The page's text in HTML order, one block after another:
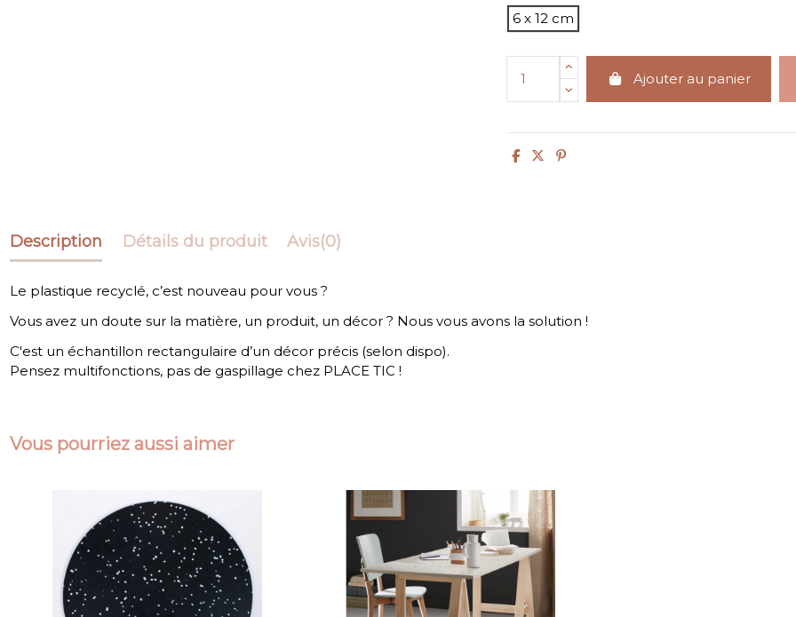
6 x 12 cm
Ajouter au panier
Description Détails du produit Avis(0)
Le plastique recyclé, c’est nouveau pour vous ?
Vous avez un doute sur la matière, un produit, un décor ? Nous vous avons la solution !
C'est un échantillon rectangulaire d’un décor précis (selon dispo).
Pensez multifonctions, pas de gaspillage chez PLACE TIC !
Vous pourriez aussi aimer